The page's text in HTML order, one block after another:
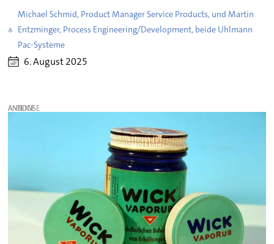
Michael Schmid, Product Manager Service Products, und Martin
Entzminger, Process Engineering/Development, beide Uhlmann
Pac-Systeme
6. August 2025
ANZEIGE